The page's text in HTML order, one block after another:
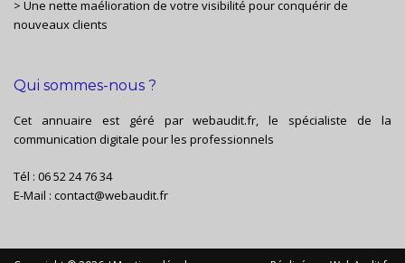
> Une nette maélioration de votre visibilité pour conquérir de
nouveaux clients
Qui sommes-nous ?
Cet annuaire est géré parwebaudit.fr, le spécialiste de la
communication digitale pour les professionnels
Tél : 06 52 24 76 34
E-Mail : contact@webaudit.fr